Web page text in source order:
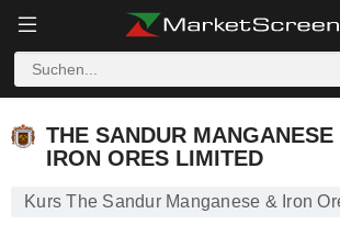
THE SANDUR MANGANESE
IRON ORES LIMITED
Kurs The Sandur Manganese & Iron